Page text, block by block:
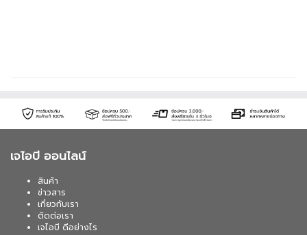
เจไอบี ออนไลน์
สินค้า
ข่าวสาร
เกี่ยวกับเรา
ติดต่อเรา
เจไอบี ดีอย่างไร